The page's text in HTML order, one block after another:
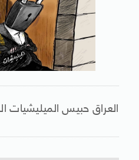
العراق حبيس الميليشيات